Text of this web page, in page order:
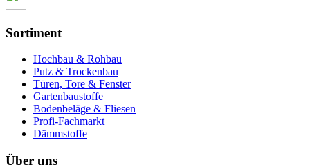
Sortiment
Hochbau & Rohbau
Putz & Trockenbau
Türen, Tore & Fenster
Gartenbaustoffe
Bodenbeläge & Fliesen
Profi-Fachmarkt
Dämmstoffe
Über uns